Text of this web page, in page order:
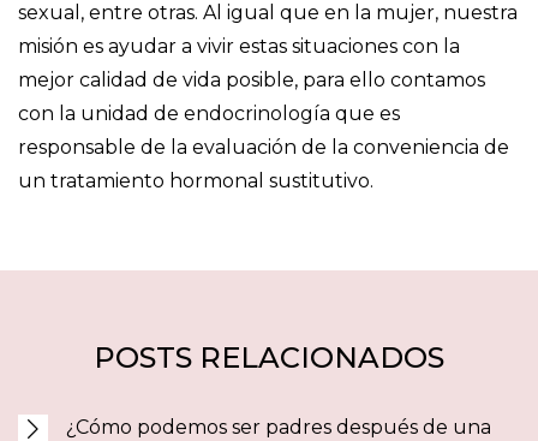
sexual, entre otras. Al igual que en la mujer, nuestra
misión es ayudar a vivir estas situaciones con la
mejor calidad de vida posible, para ello contamos
con la unidad de endocrinología que es
responsable de la evaluación de la conveniencia de
un tratamiento hormonal sustitutivo.
POSTS RELACIONADOS
¿Cómo podemos ser padres después de una